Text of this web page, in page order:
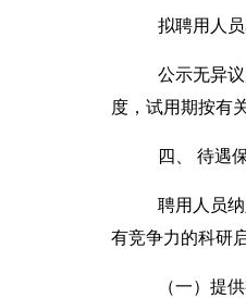
拟聘用人
公示无异
度，试用期按有
四 待遇
聘用人员
有竞争力的科研
（一）提